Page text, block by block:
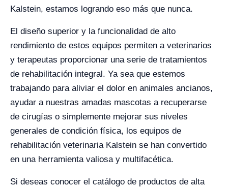
Kalstein, estamos logrando eso más que nunca.
El diseño superior y la funcionalidad de alto
rendimiento de estos equipos permiten a veterinarios
y terapeutas proporcionar una serie de tratamientos
de rehabilitación integral. Ya sea que estemos
trabajando para aliviar el dolor en animales ancianos,
ayudar a nuestras amadas mascotas a recuperarse
de cirugías o simplemente mejorar sus niveles
generales de condición física, los equipos de
rehabilitación veterinaria Kalstein se han convertido
en una herramienta valiosa y multifacética.
Si deseas conocer el catálogo de productos de alta